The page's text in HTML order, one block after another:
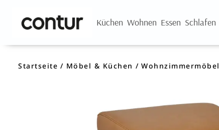
Küchen Wohnen Essen Schlafen
Startseite Möbel & Küchen Wohnzimmermöbel